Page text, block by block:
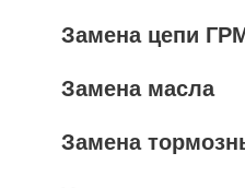
Замена цепи
Замена масла
Замена